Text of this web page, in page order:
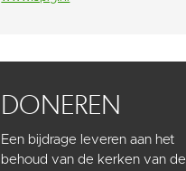
DONEREN
Een bijdrage leveren aan het
behoud van de kerken van de